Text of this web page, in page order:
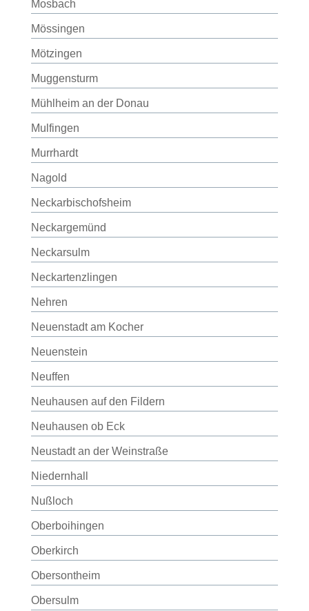
Mosbach
Mössingen
Mötzingen
Muggensturm
Mühlheim an der Donau
Mulfingen
Murrhardt
Nagold
Neckarbischofsheim
Neckargemünd
Neckarsulm
Neckartenzlingen
Nehren
Neuenstadt am Kocher
Neuenstein
Neuffen
Neuhausen auf den Fildern
Neuhausen ob Eck
Neustadt an der Weinstraße
Niedernhall
Nußloch
Oberboihingen
Oberkirch
Obersontheim
Obersulm